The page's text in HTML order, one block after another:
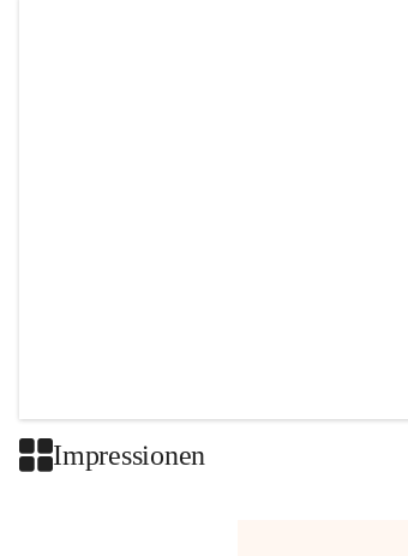
Impressionen